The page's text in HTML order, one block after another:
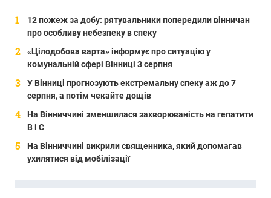
12 пожеж за добу: рятувальники попередили вінничан
про особливу небезпеку в спеку
«Цілодобова варта» інформує про ситуацію у
комунальній сфері Вінниці 3 серпня
У Вінниці прогнозують екстремальну спеку аж до 7
серпня, а потім чекайте дощів
На Вінниччині зменшилася захворюваність на гепатити
В і С
На Вінниччині викрили священника, який допомагав
ухилятися від мобілізації